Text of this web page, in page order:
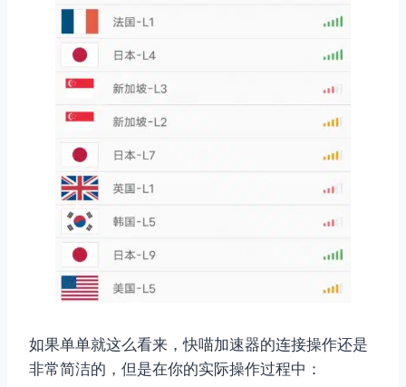
如果单单就这么看来，快喵加速器的连接操作还是
非常简洁的，但是在你的实际操作过程中：